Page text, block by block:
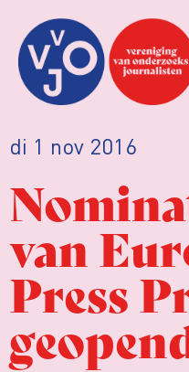
di 1 nov 2016
van
Press